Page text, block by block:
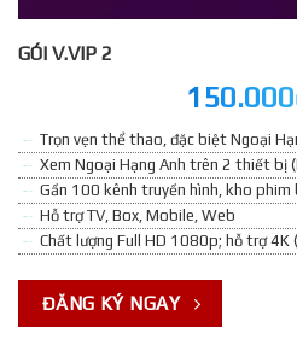
GÓI V.VIP 2
Trọn vẹn thể thao, đặc biệt Ngoại
Xem Ngoại Hạng Anh trên 2 thiết bị
Gần 100 kênh truyền hình, kho phim
Hỗ trợ TV, Box, Mobile, Web
Chất lượng Full HD 1080p; hỗ trợ 4K
ĐĂNG KÝ NGAY